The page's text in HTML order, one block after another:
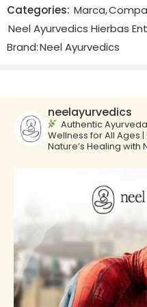
Categories: Marca,
Neel Ayurvedics Hierbas
Brand:Neel Ayurvedics
neelayurvedics
Authentic
Wellness for All Ages
Nature’s Healing with